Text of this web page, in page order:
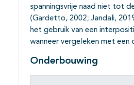
spanningsvrije naad niet tot
(Gardetto, 2002; Jandali,
het gebruik van een
wanneer vergeleken met een
Onderbouwing